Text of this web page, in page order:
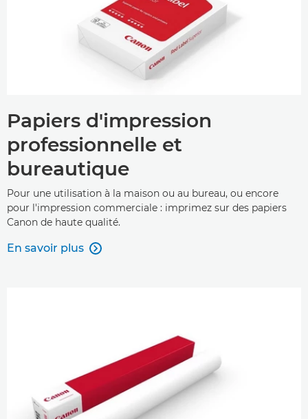
Papiers d'impression
professionnelle et
bureautique
Pour une utilisation à la maison ou au bureau, ou encore
pour l'impression commerciale : imprimez sur des papiers
Canon de haute qualité.
En savoir plus 